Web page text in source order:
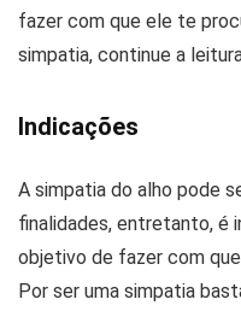
fazer com que ele te
simpatia, continue a
Indicações
A simpatia do alho pode
finalidades, entretanto, é
objetivo de fazer com
Por ser uma simpatia